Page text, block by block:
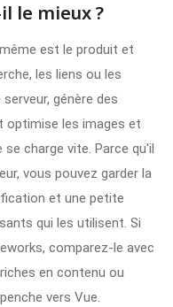
le mieux ?
est le produit et
les liens ou les
génère des
optimise les images et
charge vite. Parce qu'il
vous pouvez garder la
et une petite
qui les utilisent. Si
comparez-le avec
en contenu ou
vers Vue.